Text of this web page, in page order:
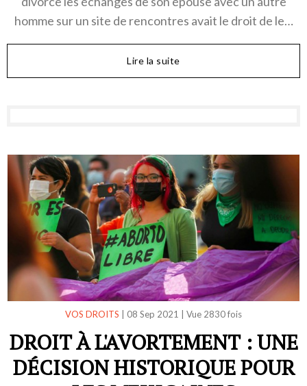
homme sur un site de rencontres avait le droit de le…
Lire la suite
VOS DROITS 08 Sep 2021 Vue 2830 fois
DROIT À L'AVORTEMENT : UNE
DÉCISION HISTORIQUE POUR